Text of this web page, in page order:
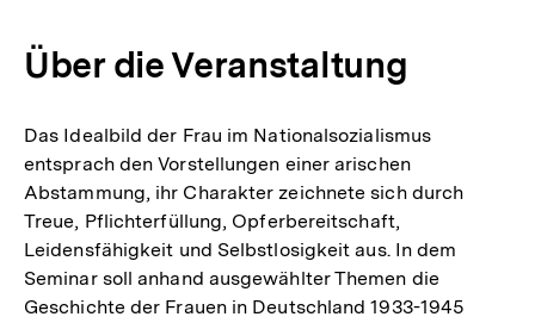
Über die Veranstaltung
Das Idealbild der Frau im Nationalsozialismus
entsprach den Vorstellungen einer arischen
Abstammung, ihr Charakter zeichnete sich durch
Treue, Pflichterfüllung, Opferbereitschaft,
Leidensfähigkeit und Selbstlosigkeit aus. In dem
Seminar soll anhand ausgewählter Themen die
Geschichte der Frauen in Deutschland 1933-1945